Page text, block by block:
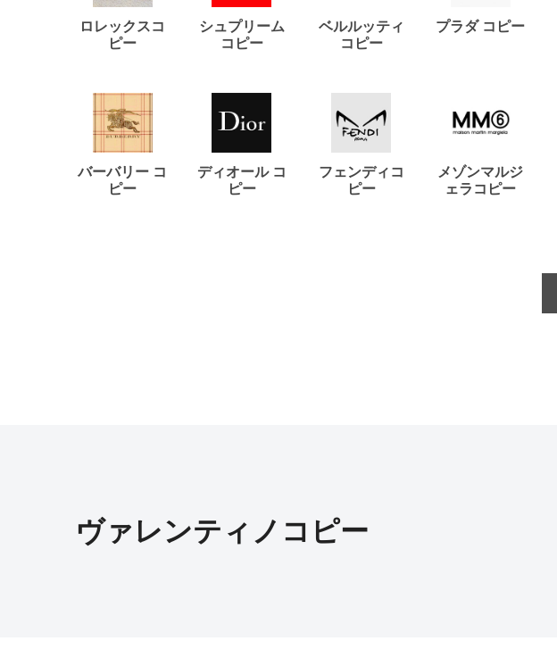
ロレックスコ
ピー
シュプリーム
コピー
ベルルッティ
コピー
プラダ コピー
バーバリー コ
ピー
ディオール コ
ピー
フェンディコ
ピー
メゾンマルジ
ェラコピー
ヴァレンティノコピー